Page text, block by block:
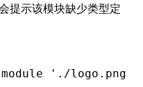
提示该模块缺少类型定
module './